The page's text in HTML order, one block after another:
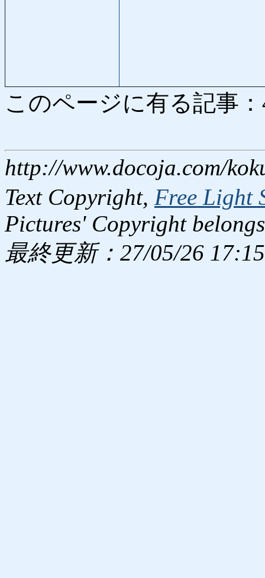
このページに有る記事
http://www.docoja.com/
Text Copyright, Free Light
Pictures' Copyright
最終更新：27/05/26 17:15